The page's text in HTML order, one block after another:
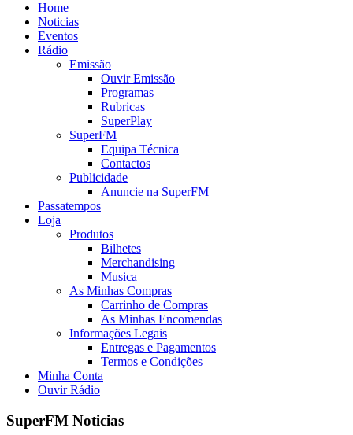
Home
Noticias
Eventos
Rádio
Emissão
Ouvir Emissão
Programas
Rubricas
SuperPlay
SuperFM
Equipa Técnica
Contactos
Publicidade
Anuncie na SuperFM
Passatempos
Loja
Produtos
Bilhetes
Merchandising
Musica
As Minhas Compras
Carrinho de Compras
As Minhas Encomendas
Informações Legais
Entregas e Pagamentos
Termos e Condições
Minha Conta
Ouvir Rádio
SuperFM Noticias